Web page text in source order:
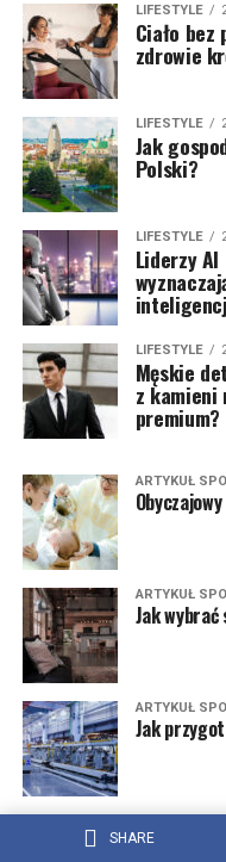
SHARE
LIFESTYLE
Ciało
zdrowie
LIFESTYLE
Jak
Polski?
LIFESTYLE
Liderzy
LIFESTYLE
Męskie
z
premium?
ARTYKUŁ
ARTYKUŁ
Jak
ARTYKUŁ
Jak
Czy